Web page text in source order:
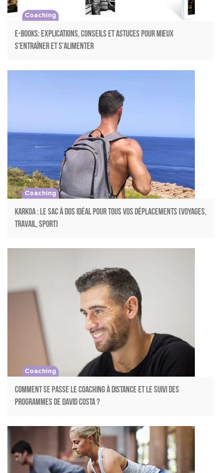
Coaching
E-books: explications, conseils et astuces pour mieux
s’entraîner et s’alimenter
Coaching
Karkoa : le sac à dos idéal pour tous vos déplacements (voyages,
travail, sport)
Coaching
Comment se passe le coaching à distance et le suivi des
programmes de David Costa ?